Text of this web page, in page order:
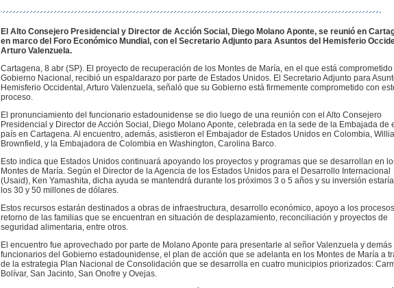
El Alto Consejero Presidencial y Director de Acción Social, Diego Molano Aponte, se reunió en
en marco del Foro Económico Mundial, con el Secretario Adjunto para Asuntos del Hemisferio
Arturo Valenzuela.
Cartagena, 8 abr (SP). El proyecto de recuperación de los Montes de María, en el que está comprometido
Gobierno Nacional, recibió un espaldarazo por parte de Estados Unidos. El Secretario Adjunto para
Hemisferio Occidental, Arturo Valenzuela, señaló que su Gobierno está firmemente comprometido con
proceso.
El pronunciamiento del funcionario estadounidense se dio luego de una reunión con el Alto Consejero
Presidencial y Director de Acción Social, Diego Molano Aponte, celebrada en la sede de la Embajada de
país en Cartagena. Al encuentro, además, asistieron el Embajador de Estados Unidos en Colombia,
Brownfield, y la Embajadora de Colombia en Washington, Carolina Barco.
Esto indica que Estados Unidos continuará apoyando los proyectos y programas que se desarrollan en
Montes de María. Según el Director de la Agencia de los Estados Unidos para el Desarrollo Internacional
(Usaid), Ken Yamashita, dicha ayuda se mantendrá durante los próximos 3 o 5 años y su inversión
los 30 y 50 millones de dólares.
Estos recursos estarán destinados a obras de infraestructura, desarrollo económico, apoyo a los
retorno de las familias que se encuentran en situación de desplazamiento, reconciliación y proyectos de
seguridad alimentaria, entre otros.
El encuentro fue aprovechado por parte de Molano Aponte para presentarle al señor Valenzuela y demás
funcionarios del Gobierno estadounidense, el plan de acción que se adelanta en los Montes de María a
de la estrategia Plan Nacional de Consolidación que se desarrolla en cuatro municipios priorizados:
Bolívar, San Jacinto, San Onofre y Ovejas.